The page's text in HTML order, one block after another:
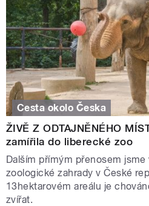
Cesta okolo Česka
ŽIVĚ Z ODTAJNĚNÉHO
zamířila do liberecké zoo
Dalším přímým přenosem
zoologické zahrady v České
13hektarovém areálu je
zvířat.